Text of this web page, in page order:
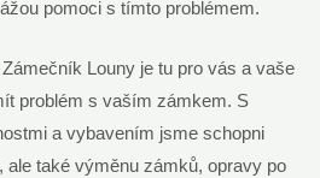
pomoci s tímto problémem.
Louny je tu pro vás a vaše
problém s vaším zámkem. S
a vybavením jsme schopni
ale také výměnu zámků, opravy po